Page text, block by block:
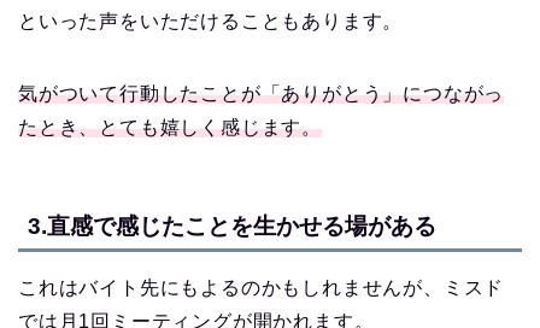
といった声をいただけることもあります。
気がついて行動したことが「ありがとう」につながっ
たとき、とても嬉しく感じます。
3.直感で感じたことを生かせる場がある
これはバイト先にもよるのかもしれませんが、ミスド
では月1回ミーティングが開かれます。